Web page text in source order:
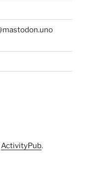
ActivityPub.